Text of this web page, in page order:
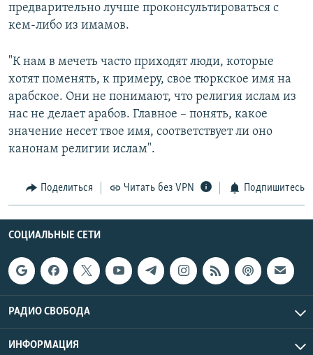
предварительно лучше проконсультироваться с
кем-либо из имамов.
"К нам в мечеть часто приходят люди, которые
хотят поменять, к примеру, свое тюркское имя на
арабское. Они не понимают, что религия ислам из
нас не делает арабов. Главное – понять, какое
значение несет твое имя, соответствует ли оно
канонам религии ислам".
Поделиться Читать без VPN Подпишитесь
СОЦИАЛЬНЫЕ СЕТИ
РАДИО СВОБОДА
ИНФОРМАЦИЯ